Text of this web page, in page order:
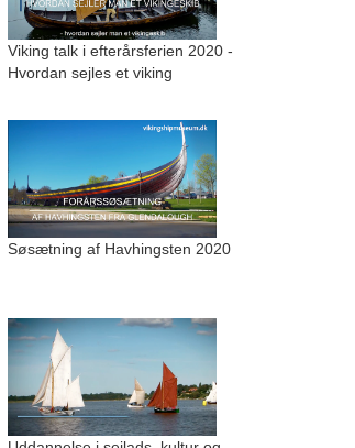
Viking talk i efterårsferien 2020 -
Hvordan sejles et viking
Søsætning af Havhingsten 2020